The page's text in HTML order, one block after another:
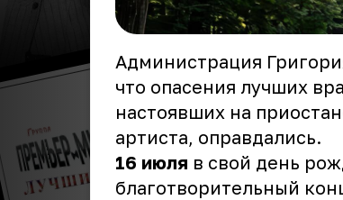
Администрация
что опасения лучших
настоявших на
артиста, оправдались.
16 июля в свой день
благотворительный